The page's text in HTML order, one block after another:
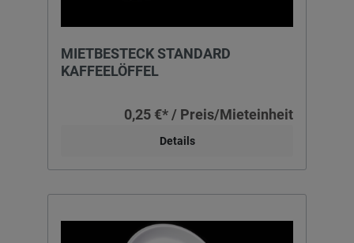
MIETBESTECK STANDARD
KAFFEELÖFFEL
0,25 €* / Preis/Mieteinheit
Details